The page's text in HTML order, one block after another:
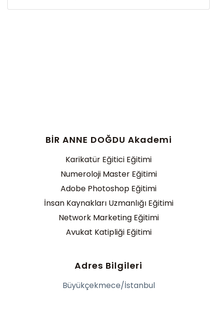
BİR ANNE DOĞDU Akademi
Karikatür Eğitici Eğitimi
Numeroloji Master Eğitimi
Adobe Photoshop Eğitimi
İnsan Kaynakları Uzmanlığı Eğitimi
Network Marketing Eğitimi
Avukat Katipliği Eğitimi
Adres Bilgileri
Büyükçekmece/İstanbul